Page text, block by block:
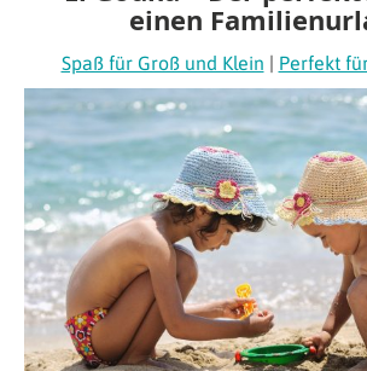
einen
Spaß für Groß und Klein | Perfekt